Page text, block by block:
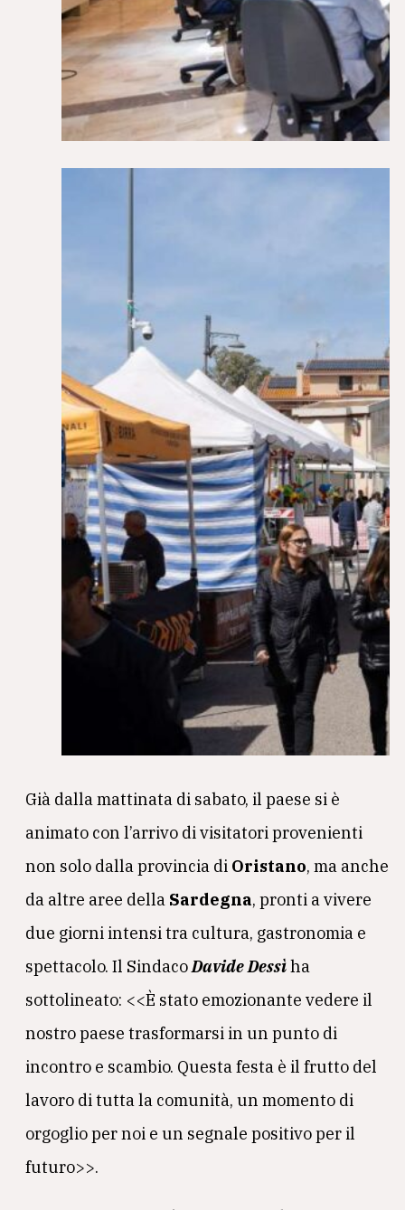
Già dalla mattinata di sabato, il paese si è
animato con l’arrivo di visitatori provenienti
non solo dalla provincia di Oristano, ma anche
da altre aree della Sardegna, pronti a vivere
due giorni intensi tra cultura, gastronomia e
spettacolo. Il SindacoDavide Dessìha
sottolineato: <<È stato emozionante vedere il
nostro paese trasformarsi in un punto di
incontro e scambio. Questa festa è il frutto del
lavoro di tutta la comunità, un momento di
orgoglio per noi e un segnale positivo per il
futuro>>.